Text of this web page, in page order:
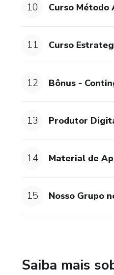
10 Curso Método
11 Curso
12 Bônus -
13 Produtor
14 Material de
15 Nosso Grupo
Saiba mais